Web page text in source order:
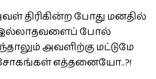
திரிகின்ற போது மனதில்
இல்லாதவளைப் போல்
அவளிற்கு மட்டுமே
எத்தனையோ..?!